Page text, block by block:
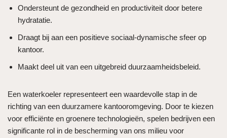
Ondersteunt de gezondheid en productiviteit door betere
hydratatie.
Draagt bij aan een positieve sociaal-dynamische sfeer op
kantoor.
Maakt deel uit van een uitgebreid duurzaamheidsbeleid.
Een waterkoeler representeert een waardevolle stap in de
richting van een duurzamere kantooromgeving. Door te kiezen
voor efficiënte en groenere technologieën, spelen bedrijven een
significante rol in de bescherming van ons milieu voor